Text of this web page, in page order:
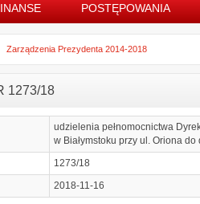
POSTĘPOWANIA
Zarządzenia Prezydenta 2014-2018
1273/18
udzielenia pełnomocnictwa
w Białymstoku przy ul. Oriona
1273/18
2018-11-16